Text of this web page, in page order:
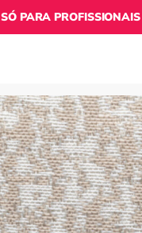
SÓ PARA PROFISSIONAIS